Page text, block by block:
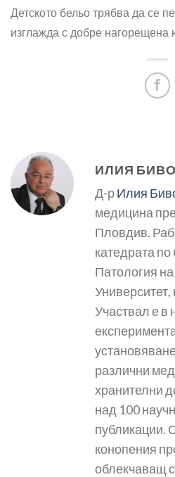
Детското бельо трябва да се
изглажда с добре нагорещена
ИЛИЯ
Д-рИлия
медицина
Пловдив.
катедрата
Патология
Участвал е в
различни
хранителни
над 100
публикации.
конопения
облекчаващ